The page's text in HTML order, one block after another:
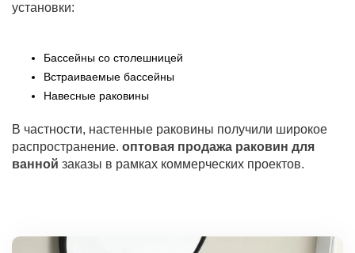
установки:
Бассейны со столешницей
Встраиваемые бассейны
Навесные раковины
В частности, настенные раковины получили широкое
распространение. оптовая продажа раковин для
ванной заказы в рамках коммерческих проектов.